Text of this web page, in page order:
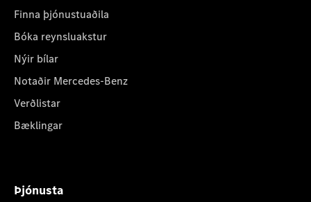
Finna þjónustuaðila
Bóka reynsluakstur
Nýir bílar
Notaðir Mercedes-Benz
Verðlistar
Bæklingar
Þjónusta